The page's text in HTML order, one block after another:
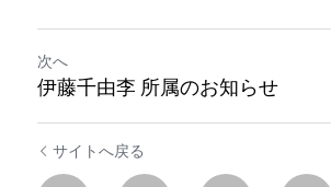
次へ
伊藤千由李 所属のお知らせ
サイトへ戻る